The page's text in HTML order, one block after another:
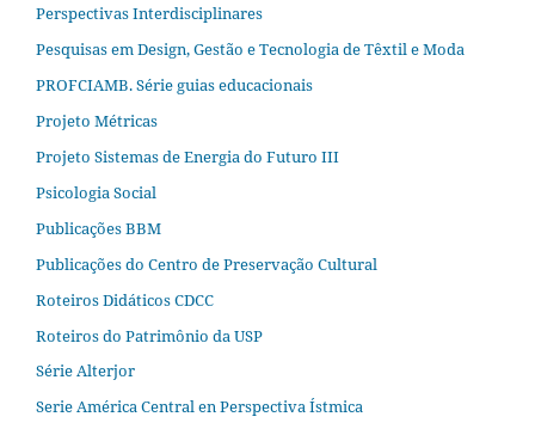
Perspectivas Interdisciplinares
Pesquisas em Design, Gestão e Tecnologia de Têxtil e Moda
PROFCIAMB. Série guias educacionais
Projeto Métricas
Projeto Sistemas de Energia do Futuro III
Psicologia Social
Publicações BBM
Publicações do Centro de Preservação Cultural
Roteiros Didáticos CDCC
Roteiros do Patrimônio da USP
Série Alterjor
Serie América Central en Perspectiva Ístmica